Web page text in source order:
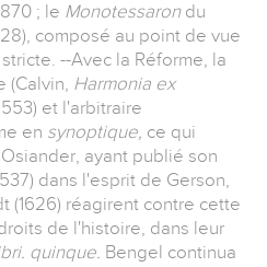
; le Monotessaron du
composé au point de vue
--Avec la Réforme, la
(Calvin, Harmonia ex
et l'arbitraire
en synoptique, ce qui
ayant publié son
dans l'esprit de Gerson,
(1626) réagirent contre cette
de l'histoire, dans leur
quinque. Bengel continua